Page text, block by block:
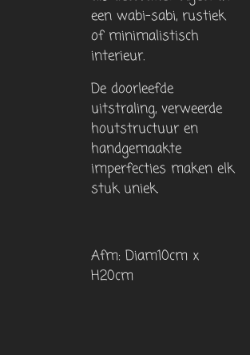
een wabi-sabi, rustiek
of minimalistisch
interieur.
De doorleefde
uitstraling, verweerde
houtstructuur en
handgemaakte
imperfecties maken elk
stuk uniek.
Afm: Diam10cm x
H20cm